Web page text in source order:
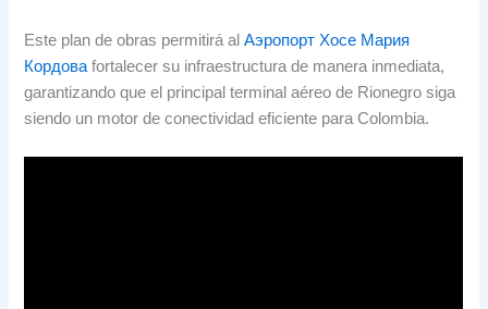
Este plan de obras permitirá al Аэропорт Хосе Мария
Кордова fortalecer su infraestructura de manera inmediata,
garantizando que el principal terminal aéreo de Rionegro siga
siendo un motor de conectividad eficiente para Colombia.